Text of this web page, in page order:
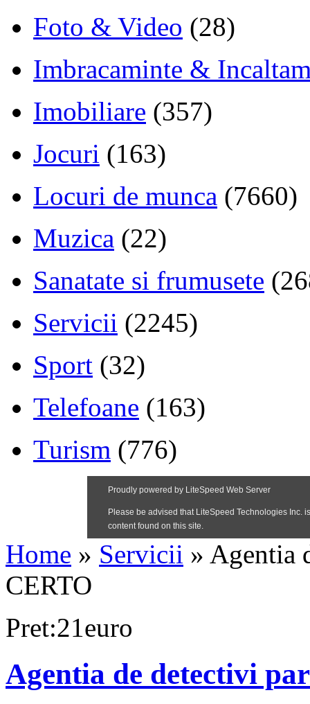
Foto & Video (28)
Imbracaminte &
Imobiliare (357)
Jocuri (163)
Locuri de munca (7660)
Muzica (22)
Sanatate si frumusete
Servicii (2245)
Sport (32)
Telefoane (163)
Turism (776)
Home » Servicii » Agentia
CERTO
Pret:21euro
Agentia de detectivi